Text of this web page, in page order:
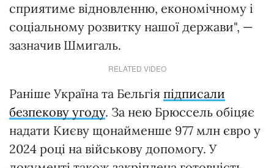
сприятиме відновленню, економічному і
соціальному розвитку нашої держави", —
зазначив Шмигаль.
RELATED VIDEO
Раніше Україна та Бельгія підписали
безпекову угоду. За нею Брюссель обіцяє
надати Києву щонайменше 977 млн євро у
2024 році на військову допомогу. У